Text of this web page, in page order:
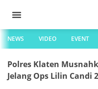
NEWS VIDEO EVENT
Polres Klaten
Jelang Ops Lilin Candi